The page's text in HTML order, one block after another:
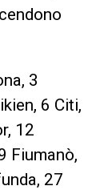
3
6 Citi,
12
Fiumanò,
27